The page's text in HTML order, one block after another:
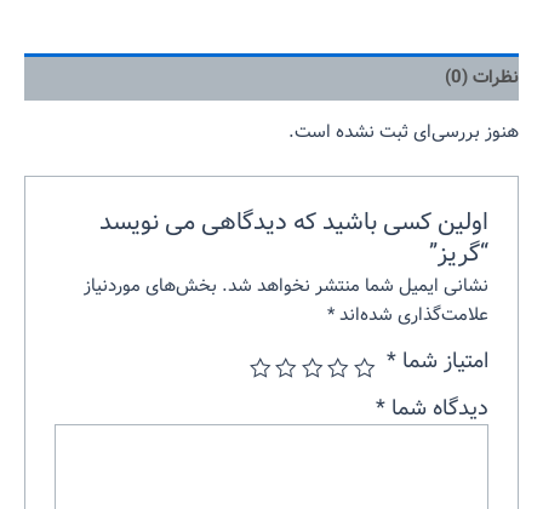
نظرات (0)
هنوز بررسی‌ای ثبت نشده است.
اولین کسی باشید که دیدگاهی می نویسد
“گریز”
نشانی ایمیل شما منتشر نخواهد شد. بخش‌های موردنیاز
علامت‌گذاری شده‌اند*
امتیاز شما*
دیدگاه شما*